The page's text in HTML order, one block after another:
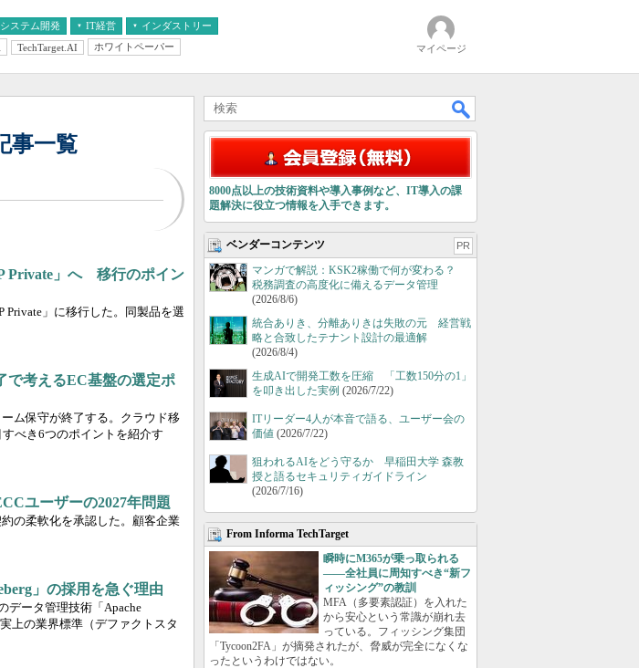
システム開発 IT経営 インダストリー
TechTarget.AI ホワイトペーパー マイページ
事一覧
Private」へ 移行のポイン
Private」に移行した。同製品を選
で考えるEC基盤の選定ポ
ム保守が終了する。クラウド移
べき6つのポイントを紹介す
ユーザーの2027年問題
の柔軟化を承認した。顧客企業
」の採用を急ぐ理由
データ管理技術「Apache
上の業界標準（デファクトスタ
8000点以上の技術資料や導入事例など、IT導入の課
題解決に役立つ情報を入手できます。
ベンダーコンテンツ PR
マンガで解説：KSK2稼働で何が変わる？
税務調査の高度化に備えるデータ管理
(2026/8/6)
統合ありき、分離ありきは失敗の元 経営戦
略と合致したテナント設計の最適解
(2026/8/4)
生成AIで開発工数を圧縮 「工数150分の1」
を叩き出した実例 (2026/7/22)
ITリーダー4人が本音で語る、ユーザー会の
価値 (2026/7/22)
狙われるAIをどう守るか 早稲田大学 森教
授と語るセキュリティガイドライン
(2026/7/16)
From Informa TechTarget
瞬時にM365が乗っ取られる
――全社員に周知すべき“新フ
ィッシング”の教訓
MFA（多要素認証）を入れた
から安心という常識が崩れ去
っている。フィッシング集団
「Tycoon2FA」が摘発されたが、脅威が完全になくな
ったというわけではない。